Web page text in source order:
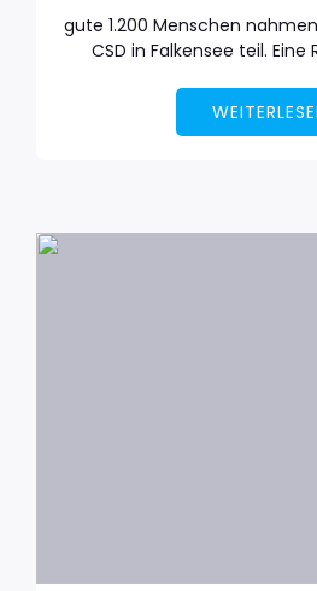
gute 1.200 Menschen
CSD in Falkensee teil.